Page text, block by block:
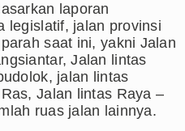
Rico Waas: Jangan
Ajak Orangtua
Pemprov di Binjai
2025, Jurnalis Surati
laporan
legislatif, jalan provinsi
saat ini, yakni Jalan
Jalan lintas
jalan lintas
Jalan lintas Raya –
ruas jalan lainnya.